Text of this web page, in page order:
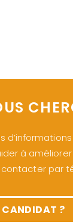
à
par
CANDIDAT ?